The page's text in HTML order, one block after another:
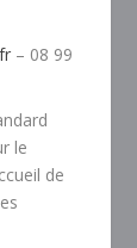
– 08 99
le
de